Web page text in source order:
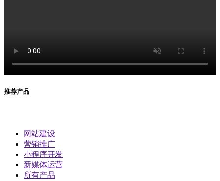
推荐产品
网站建设
营销推广
小程序开发
新媒体运营
所有产品